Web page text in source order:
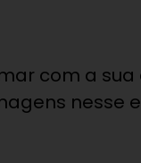
com a
nesse